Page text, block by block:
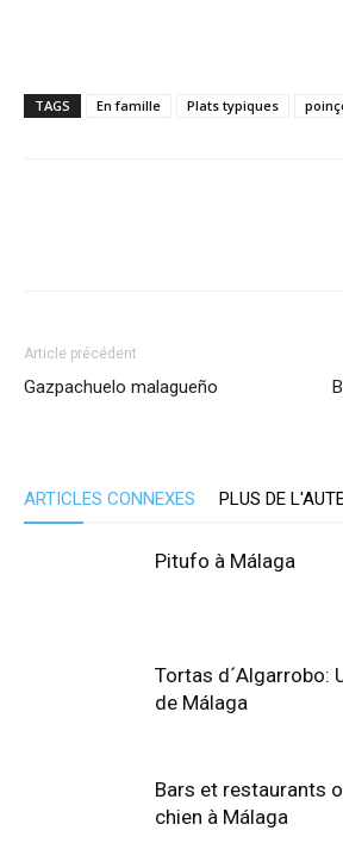
TAGS En famille Plats typiques
Article précédent
Gazpachuelo malagueño
ARTICLES CONNEXES PLUS DE
Pitufo à Málaga
Tortas d´Algarrobo:
de Málaga
Bars et restaurants
chien à Málaga